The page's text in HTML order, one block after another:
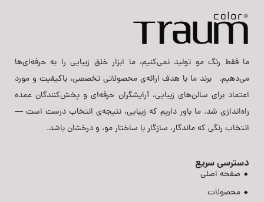
ما فقط رنگ مو تولید نمی‌کنیم، ما ابزار خلق زیبایی را به حرفه‌ای‌ها
می‌دهیم. برند ما با هدف ارائه‌ی محصولاتی تخصصی، باکیفیت و مورد
اعتماد برای سالن‌های زیبایی، آرایشگران حرفه‌ای و پخش‌کنندگان عمده
راه‌اندازی شد. ما باور داریم که زیبایی، نتیجه‌ی انتخاب درست است —
انتخاب رنگی که ماندگار، سازگار با ساختار مو، و درخشان باشد.
دسترسی سریع
صفحه اصلی
محصولات